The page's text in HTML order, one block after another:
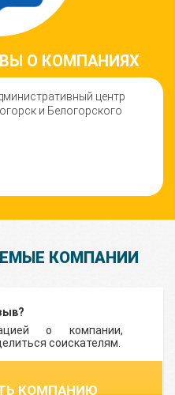
О КОМПАНИЯХ
центр
и Белогорского
КОМПАНИИ
о компании,
соискателям.
КОМПАНИЮ